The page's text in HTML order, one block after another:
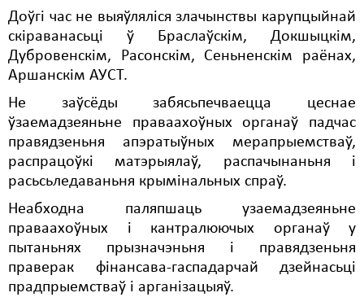
Доўгі час не выяўляліся злачынствы карупцыйнай
скіраванасьці ў Браслаўскім, Докшыцкім,
Дубровенскім, Расонскім, Сеньненскім раёнах,
Аршанскім АУСТ.
Не заўсёды забясьпечваецца цеснае
ўзаемадзеяньне праваахоўных органаў падчас
правядзеньня апэратыўных мерапрыемстваў,
распрацоўкі матэрыялаў, распачынаньня і
расьсьледаваньня крымінальных спраў.
Неабходна паляпшаць узаемадзеяньне
праваахоўных і кантралюючых органаў у
пытаньнях прызначэньня і правядзеньня
праверак фінансава-гаспадарчай дзейнасьці
прадпрыемстваў і арганізацыяў.
Экалёгія
Правы працоўных